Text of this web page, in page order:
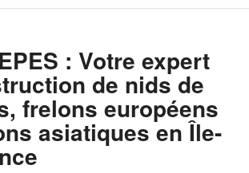
: Votre expert
de nids de
frelons européens
asiatiques en Île-